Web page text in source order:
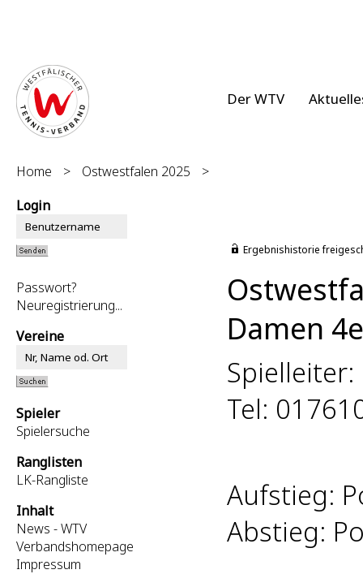
Der WTV
Home > Ostwestfalen 2025
>
Login
Passwort?
Neuregistrierung...
Vereine
Spieler
Spielersuche
Ranglisten
LK-Rangliste
Inhalt
News - WTV
Verbandshomepage
Impressum
Ergebnishistorie
Damen
Tel:
Aufstieg:
Abstieg: